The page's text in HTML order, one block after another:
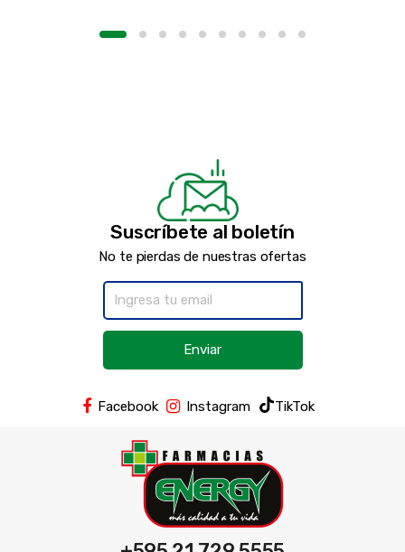
Suscríbete al boletín
No te pierdas de nuestras ofertas
Enviar
Facebook Instagram TikTok